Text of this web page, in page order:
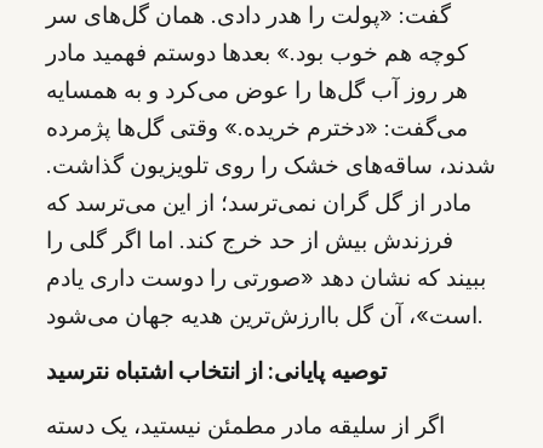
گفت: «پولت را هدر دادی. همان گل‌های سر
کوچه هم خوب بود.» بعدها دوستم فهمید مادر
هر روز آب گل‌ها را عوض می‌کرد و به همسایه
می‌گفت: «دخترم خریده.» وقتی گل‌ها پژمرده
شدند، ساقه‌های خشک را روی تلویزیون گذاشت.
مادر از گل گران نمی‌ترسد؛ از این می‌ترسد که
فرزندش بیش از حد خرج کند. اما اگر گلی را
ببیند که نشان دهد «صورتی را دوست داری یادم
است»، آن گل باارزش‌ترین هدیه جهان می‌شود.
توصیه پایانی: از انتخاب اشتباه نترسید
اگر از سلیقه مادر مطمئن نیستید، یک دسته